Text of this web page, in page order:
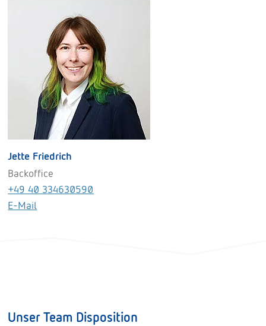
Jette Friedrich
Backoffice
+49 40 334630590
E-Mail
Unser Team Disposition